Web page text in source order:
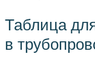
Таблица
в